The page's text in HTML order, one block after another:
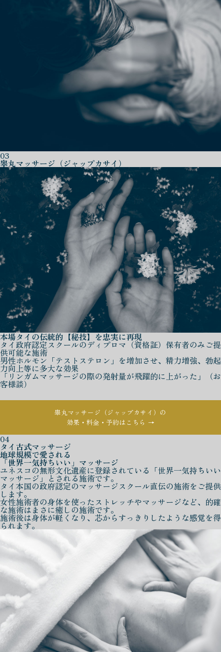
03
睾丸マッサージ（ジャップカサイ）
本場タイの伝統的【秘技】を忠実に再現
タイ政府認定スクールのディプロマ（資格証）保有者のみご提
供可能な施術
男性ホルモン「テストステロン」を増加させ、精力増強、勃起
力向上等に多大な効果
「リンガムマッサージの際の発射量が飛躍的に上がった」（お
客様談）
睾丸マッサージ（ジャップカサイ）の
効果・料金・予約はこちら →
04
タイ古式マッサージ
地球規模で愛される
「世界一気持ちいい」マッサージ
ユネスコの無形文化遺産に登録されている「世界一気持ちいい
マッサージ」とされる施術です。
タイ本国の政府認定のマッサージスクール直伝の施術をご提供
します。
女性施術者の身体を使ったストレッチやマッサージなど、的確
な施術はまさに癒しの施術です。
施術後は身体が軽くなり、芯からすっきりしたような感覚を得
られます。